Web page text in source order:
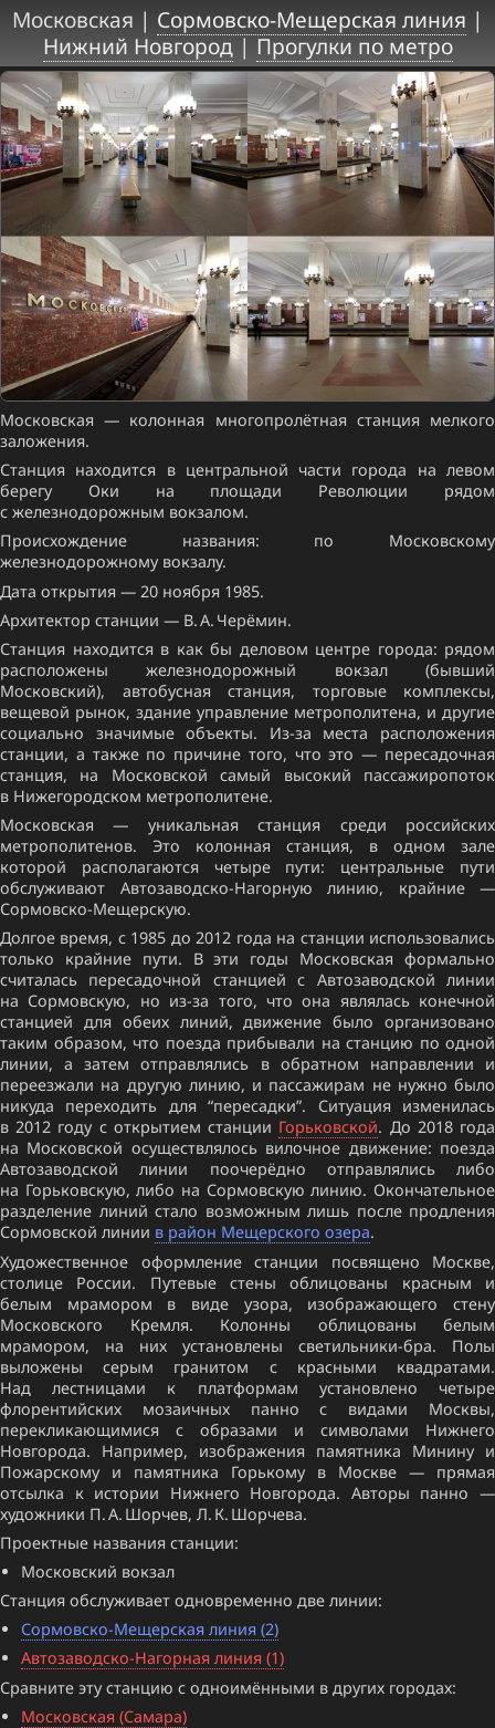
Московская | Сормовско-Мещерская линия |
Нижний Новгород|Прогулки по метро
Московская — колонная многопролётная станция мелкого
заложения.
Станция находится в центральной части города на левом
берегу Оки на площади Революции рядом
с железнодорожным вокзалом.
Происхождение названия: по Московскому
железнодорожному вокзалу.
Дата открытия — 20 ноября 1985.
Архитектор станции — В. А. Черёмин.
Станция находится в как бы деловом центре города: рядом
расположены железнодорожный вокзал (бывший
Московский), автобусная станция, торговые комплексы,
вещевой рынок, здание управление метрополитена, и другие
социально значимые объекты. Из-за места расположения
станции, а также по причине того, что это — пересадочная
станция, на Московской самый высокий пассажиропоток
в Нижегородском метрополитене.
Московская — уникальная станция среди российских
метрополитенов. Это колонная станция, в одном зале
которой располагаются четыре пути: центральные пути
обслуживают Автозаводско-Нагорную линию, крайние —
Сормовско-Мещерскую.
Долгое время, с 1985 до 2012 года на станции использовались
только крайние пути. В эти годы Московская формально
считалась пересадочной станцией с Автозаводской линии
на Сормовскую, но из-за того, что она являлась конечной
станцией для обеих линий, движение было организовано
таким образом, что поезда прибывали на станцию по одной
линии, а затем отправлялись в обратном направлении и
переезжали на другую линию, и пассажирам не нужно было
никуда переходить для “пересадки”. Ситуация изменилась
в 2012 году с открытием станции Горьковской. До 2018 года
на Московской осуществлялось вилочное движение: поезда
Автозаводской линии поочерёдно отправлялись либо
на Горьковскую, либо на Сормовскую линию. Окончательное
разделение линий стало возможным лишь после продления
Сормовской линии в район Мещерского озера.
Художественное оформление станции посвящено Москве,
столице России. Путевые стены облицованы красным и
белым мрамором в виде узора, изображающего стену
Московского Кремля. Колонны облицованы белым
мрамором, на них установлены светильники-бра. Полы
выложены серым гранитом с красными квадратами.
Над лестницами к платформам установлено четыре
флорентийских мозаичных панно с видами Москвы,
перекликающимися с образами и символами Нижнего
Новгорода. Например, изображения памятника Минину и
Пожарскому и памятника Горькому в Москве — прямая
отсылка к истории Нижнего Новгорода. Авторы панно —
художники П. А. Шорчев, Л. К. Шорчева.
Проектные названия станции:
Московский вокзал
Станция обслуживает одновременно две линии:
Сормовско-Мещерская линия (2)
Автозаводско-Нагорная линия (1)
Сравните эту станцию с одноимёнными в других городах:
Московская (Самара)